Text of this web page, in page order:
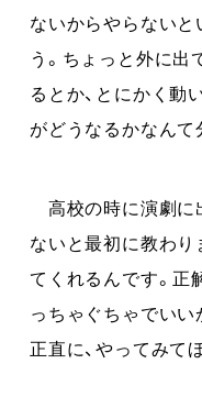
ないからやらないと
う。ちょっと外に出
るとか、とにかく動
がどうなるかなんて
高校の時に演劇に
ないと最初に教わり
てくれるんです。正
っちゃぐちゃでいい
正直に、やってみて